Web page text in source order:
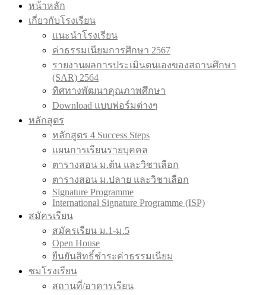
หน้าหลัก
เกี่ยวกับโรงเรียน
แนะนำโรงเรียน
ค่าธรรมเนียมการศึกษา 2567
รายงานผลการประเมินตนเองของสถานศึกษา
(SAR) 2564
ทิศทางพัฒนาคุณภาพศึกษา
Download แบบฟอร์มต่างๆ
หลักสูตร
หลักสูตร 4 Success Steps
แผนการเรียนรายบุคคล
ตารางสอน ม.ต้น และวิชาเลือก
ตารางสอน ม.ปลาย และวิชาเลือก
Signature Programme
International Signature Programme (ISP)
สมัครเรียน
สมัครเรียน ม.1-ม.5
Open House
ยืนยันสิทธิ์ชำระค่าธรรมเนียม
ชมโรงเรียน
สถานที่/อาคารเรียน